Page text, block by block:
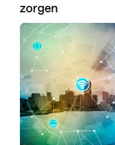
zorgen